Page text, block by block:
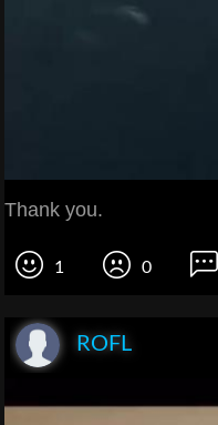
Thank you.
1 0
ROFL